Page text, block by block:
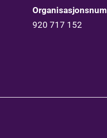
920 717 152